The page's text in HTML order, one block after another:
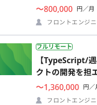
〜800,000 円／月
フロントエンジ
フルリモート
【TypeScript/
クトの開発を担
〜1,360,000 円／
フロントエンジ